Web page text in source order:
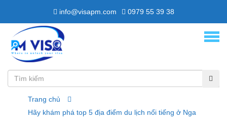
info@visapm.com 0979 55 39 38
Trang chủ
Hãy khám phá top 5 địa điểm du lịch nổi tiếng ở Nga